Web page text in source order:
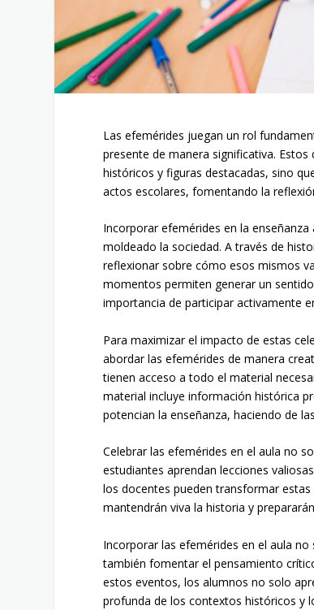
Las efemérides juegan un rol
presente de manera significativa.
históricos y figuras destacadas, sino
actos escolares, fomentando la
Incorporar efemérides en la
moldeado la sociedad. A través de
reflexionar sobre cómo esos mismos
momentos permiten generar un
importancia de participar activamente
Para maximizar el impacto de estas
abordar las efemérides de manera
tienen acceso a todo el material
material incluye información histórica
potencian la enseñanza, haciendo de
Celebrar las efemérides en el aula no
estudiantes aprendan lecciones
los docentes pueden transformar
mantendrán viva la historia y
Incorporar las efemérides en el aula
también fomentar el pensamiento
estos eventos, los alumnos no solo
profunda de los contextos históricos y